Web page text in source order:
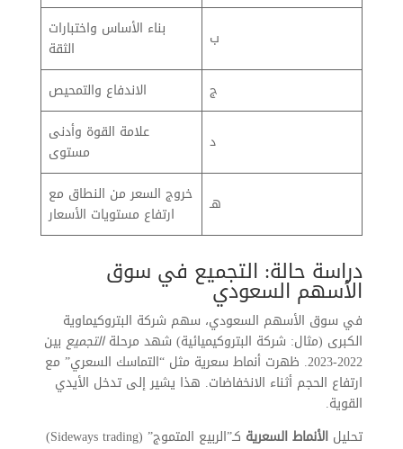
ب
بناء الأساس واختبارات
الثقة
ج
الاندفاع والتمحيص
د
علامة القوة وأدنى
مستوى
هـ
خروج السعر من النطاق مع
ارتفاع مستويات الأسعار
دراسة حالة: التجميع في سوق
الأسهم السعودي
في سوق الأسهم السعودي، سهم شركة البتروكيماوية
الكبرى (مثال: شركة البتروكيميائية) شهد مرحلةالتجميعبين
2022-2023. ظهرت أنماط سعرية مثل “التماسك السعري” مع
ارتفاع الحجم أثناء الانخفاضات. هذا يشير إلى تدخل الأيدي
القوية.
تحليل الأنماط السعرية
كـ”الربيع المتموج” (Sideways trading)